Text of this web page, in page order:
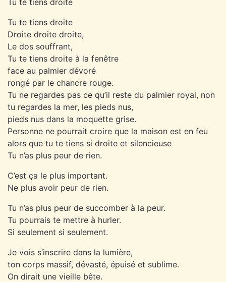
Tu te tiens droite
Droite droite droite,
Le dos souffrant,
Tu te tiens droite à la fenêtre
face au palmier dévoré
rongé par le chancre rouge.
Tu ne regardes pas ce qu’il reste du palmier royal, non
tu regardes la mer, les pieds nus,
pieds nus dans la moquette grise.
Personne ne pourrait croire que la maison est en feu
alors que tu te tiens si droite et silencieuse
Tu n’as plus peur de rien.
C’est ça le plus important.
Ne plus avoir peur de rien.
Tu n’as plus peur de succomber à la peur.
Tu pourrais te mettre à hurler.
Si seulement si seulement.
Je vois s’inscrire dans la lumière,
ton corps massif, dévasté, épuisé et sublime.
On dirait une vieille bête.